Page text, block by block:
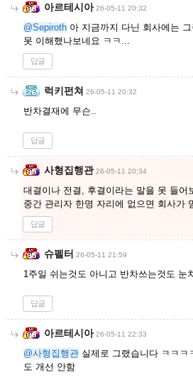
아르테시아 26-05-11 20:32
@Sepiroth 아 지금까지 다닌 회사에는
못 이해했나보네요 ㅋㅋ...
답글
럭키펀쳐 26-05-11 20:32
반차결재에 무슨..
답글
사형집행관 26-05-11 20:34
대결이나 전결, 후결이라는 말을 못 들어
중간 관리자 한명 자리에 없으면 회사가
답글
슈펠터 26-05-11 21:59
1주일 쉬는것도 아니고 반차쓰는것도 눈
답글
아르테시아 26-05-11 22:33
@사형집행관 실제로 그랬습니다 ㅋㅋㅋ
도 개선 안함